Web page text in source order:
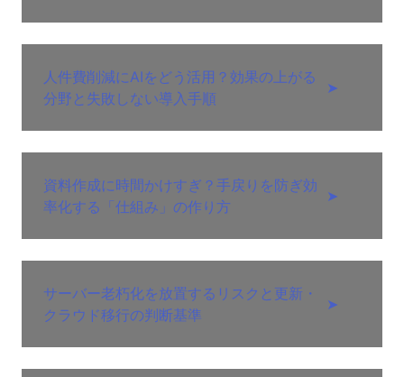
人件費削減にAIをどう活用？効果の上がる
分野と失敗しない導入手順
➤
資料作成に時間かけすぎ？手戻りを防ぎ効
率化する「仕組み」の作り方
➤
サーバー老朽化を放置するリスクと更新・
クラウド移行の判断基準
➤